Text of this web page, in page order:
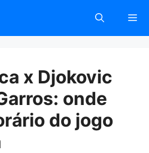
x Djokovic
onde
do jogo